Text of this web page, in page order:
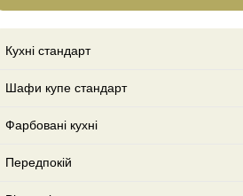
Кухні стандарт
Шафи купе стандарт
Фарбовані кухні
Передпокій